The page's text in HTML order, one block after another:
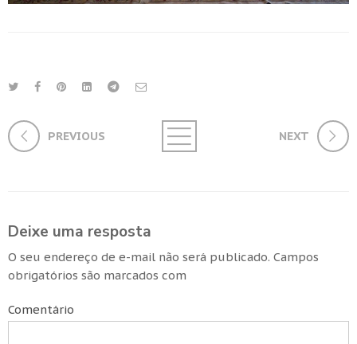
PREVIOUS NEXT
Deixe uma resposta
O seu endereço de e-mail não será publicado. Campos
obrigatórios são marcados com
Comentário